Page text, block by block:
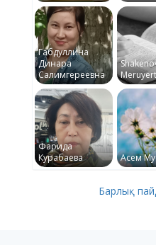
Габдуллина
Динара
Салимгереевна
Фарида
Курабаева
Асем
Барлық